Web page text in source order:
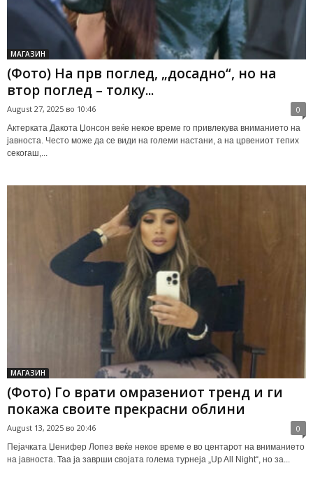
МАГАЗИН
(Фото) На прв поглед, „досадно“, но на
втор поглед – толку...
August 27, 2025 во 10:46 0
Актерката Дакота Џонсон веќе некое време го привлекува вниманието на
јавноста. Често може да се види на големи настани, а на црвениот тепих
секогаш,...
МАГАЗИН
(Фото) Го врати омразениот тренд и ги
покажа своите прекрасни облини
August 13, 2025 во 20:46 0
Пејачката Џенифер Лопез веќе некое време е во центарот на вниманието
на јавноста. Таа ја заврши својата голема турнеја „Up All Night“, но за...